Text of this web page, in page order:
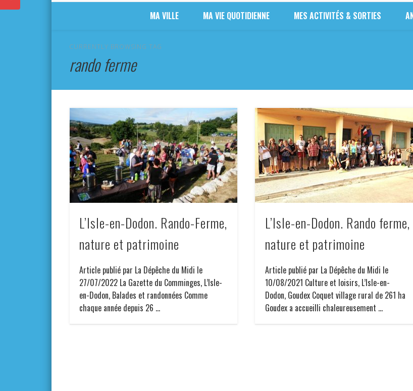
MA VILLE MA VIE QUOTIDIENNE MES ACTIVITÉS & SORTIES
CURRENTLY BROWSING TAG
rando ferme
L’Isle-en-Dodon. Rando-Ferme,
nature et patrimoine
Article publié par La Dépêche du Midi le
27/07/2022 La Gazette du Comminges, L’Isle-
en-Dodon, Balades et randonnées Comme
chaque année depuis 26 …
L’Isle-en-Dodon. Rando ferme,
nature et patrimoine
Article publié par La Dépêche du Midi le
10/08/2021 Culture et loisirs, L’Isle-en-
Dodon, Goudex Coquet village rural de 261 ha
Goudex a accueilli chaleureusement …